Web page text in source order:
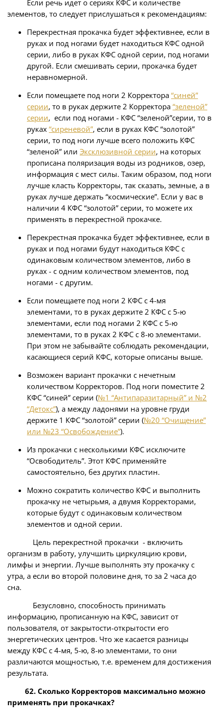
Если речь идет о сериях КФС и количестве
элементов, то следует прислушаться к рекомендациям:
Перекрестная прокачка будет эффективнее, если в
руках и под ногами будет находиться КФС одной
серии, либо в руках КФС одной серии, под ногами
другой. Если смешивать серии, прокачка будет
неравномерной.
Если помещаете под ноги 2 Корректора“синей”
серии, то в руках держите 2 Корректора“зеленой”
серии, если под ногами - КФС “зеленой”серии, то в
руках“сиреневой”, если в руках КФС “золотой”
серии, то под ноги лучше всего положить КФС
“зеленой” или Эксклюзивной серии, на которых
прописана поляризация воды из родников, озер,
информация с мест силы. Таким образом, под ноги
лучше класть Корректоры, так сказать, земные, а в
руках лучше держать “космические”. Если у вас в
наличии 4 КФС “золотой” серии, то можете их
применять в перекрестной прокачке.
Перекрестная прокачка будет эффективнее, если в
руках и под ногами будут находиться КФС с
одинаковым количеством элементов, либо в
руках - с одним количеством элементов, под
ногами - с другим.
Если помещаете под ноги 2 КФС с 4-мя
элементами, то в руках держите 2 КФС с 5-ю
элементами, если под ногами 2 КФС с 5-ю
элементами, то в руках 2 КФС с 8-ю элементами.
При этом не забывайте соблюдать рекомендации,
касающиеся серий КФС, которые описаны выше.
Возможен вариант прокачки с нечетным
количеством Корректоров. Под ноги поместите 2
КФС “синей” серии (№1 “Антипаразитарный” и №2
“Детокс”), а между ладонями на уровне груди
держите 1 КФС “золотой” серии (№20 “Очищение”
или №23 “Освобождение”).
Из прокачки с несколькими КФС исключите
“Освободитель”. Этот КФС применяйте
самостоятельно, без других пластин.
Можно сократить количество КФС и выполнить
прокачку не четырьмя, а двумя Корректорами,
которые будут с одинаковым количеством
элементов и одной серии.
Цель перекрестной прокачки - включить
организм в работу, улучшить циркуляцию крови,
лимфы и энергии. Лучше выполнять эту прокачку с
утра, а если во второй половине дня, то за 2 часа до
сна.
Безусловно, способность принимать
информацию, прописанную на КФС, зависит от
пользователя, от закрытости-открытости его
энергетических центров. Что же касается разницы
между КФС с 4-мя, 5-ю, 8-ю элементами, то они
различаются мощностью, т.е. временем для достижения
результата.
62. Сколько Корректоров максимально можно
применять при прокачках?